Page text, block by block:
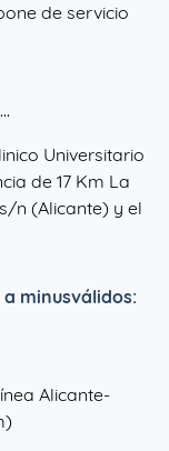
de servicio
Universitario
de 17 Km La
n (Alicante) y el
minusválidos:
Alicante-